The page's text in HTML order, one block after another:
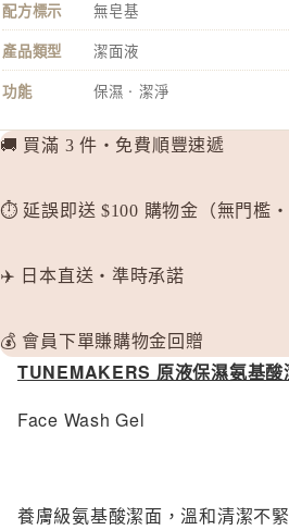
配方標示 無皂基
產品類型 潔面液
功能 保濕 · 潔淨
🚚 買滿 3 件・免費順豐速遞
⏱️ 延誤即送 $100 購物金（無門檻・
✈️ 日本直送・準時承諾
💰 會員下單賺購物金回贈
TUNEMAKERS 原液保濕氨基酸
Face Wash Gel
養膚級氨基酸潔面，溫和清潔不